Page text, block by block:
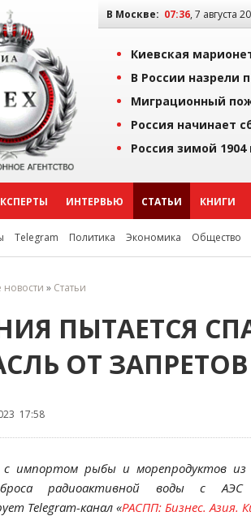
В Москве: 07:36, 7 августа
Киевская
В России назрели
Миграционный
Россия начинает
Россия зимой
ИНТЕРВЬЮ СТАТЬИ КНИГИ
Telegram Политика Экономика Общество
новости » Статьи
ПЫТАЕТСЯ
ОТ
17:58
импортом рыбы и морепродуктов из
радиоактивной воды с АЭС
Telegram-канал «РАСПП: Бизнес. Азия.